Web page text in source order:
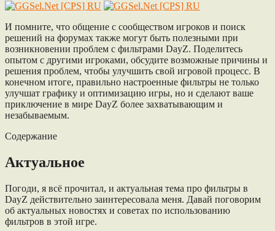
И помните, что общение с сообществом игроков и поиск
решений на форумах также могут быть полезными при
возникновении проблем с фильтрами DayZ. Поделитесь
опытом с другими игроками, обсудите возможные причины и
решения проблем, чтобы улучшить свой игровой процесс. В
конечном итоге, правильно настроенные фильтры не только
улучшат графику и оптимизацию игры, но и сделают ваше
приключение в мире DayZ более захватывающим и
незабываемым.
Содержание
Актуальное
Погоди, я всё прочитал, и актуальная тема про фильтры в
DayZ действительно заинтересовала меня. Давай поговорим
об актуальных новостях и советах по использованию
фильтров в этой игре.